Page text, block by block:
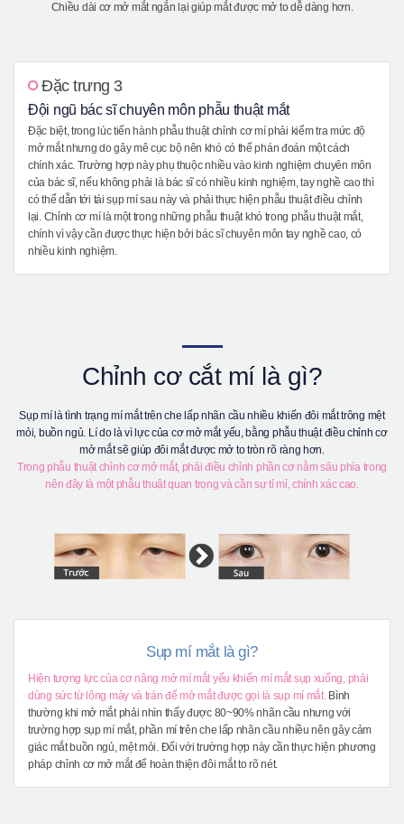
Chiều dài cơ mở mắt ngắn lại giúp mắt được mở to dễ dàng hơn.
Đặc trưng 3
Đội ngũ bác sĩ chuyên môn phẫu thuật mắt
Đặc biệt, trong lúc tiến hành phẫu thuật chỉnh cơ mí phải kiểm tra mức độ
mở mắt nhưng do gây mê cục bộ nên khó có thể phán đoán một cách
chính xác. Trường hợp này phụ thuộc nhiều vào kinh nghiệm chuyên môn
của bác sĩ, nếu không phải là bác sĩ có nhiều kinh nghiệm, tay nghề cao thì
có thể dẫn tới tái sụp mí sau này và phải thực hiện phẫu thuật điều chỉnh
lại. Chỉnh cơ mí là một trong những phẫu thuật khó trong phẫu thuật mắt,
chính vì vậy cần được thực hiện bởi bác sĩ chuyên môn tay nghề cao, có
nhiều kinh nghiệm.
Chỉnh cơ cắt mí là gì?
Sụp mí là tình trạng mí mắt trên che lấp nhãn cầu nhiều khiến đôi mắt trông mệt
mỏi, buồn ngủ. Lí do là vì lực của cơ mở mắt yếu, bằng phẫu thuật điều chỉnh cơ
mở mắt sẽ giúp đôi mắt được mở to tròn rõ ràng hơn.
Trong phẫu thuật chỉnh cơ mở mắt, phải điều chỉnh phần cơ nằm sâu phía trong
nên đây là một phẫu thuật quan trọng và cần sự tỉ mỉ, chính xác cao.
Sụp mí mắt là gì?
Hiện tượng lực của cơ nâng mở mí mắt yếu khiến mí mắt sụp xuống, phải
dùng sức từ lông mày và trán để mở mắt được gọi là sụp mí mắt.Bình
thường khi mở mắt phải nhìn thấy được 80~90% nhãn cầu nhưng với
trường hợp sụp mí mắt, phần mí trên che lấp nhãn cầu nhiều nên gây cảm
giác mắt buồn ngủ, mệt mỏi. Đối với trường hợp này cần thực hiện phương
pháp chỉnh cơ mở mắt để hoàn thiện đôi mắt to rõ nét.